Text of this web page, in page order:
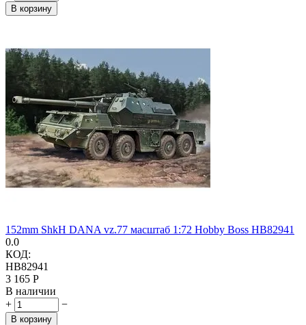
В корзину
152mm ShkH DANA vz.77 масштаб 1:72 Hobby Boss HB82941
0.0
КОД:
HB82941
3 165 Р
В наличии
+
−
В корзину